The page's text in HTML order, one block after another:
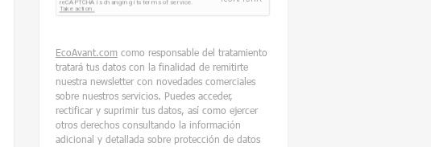
EcoAvant.com como responsable del tratamiento
tratará tus datos con la finalidad de remitirte
nuestra newsletter con novedades comerciales
sobre nuestros servicios. Puedes acceder,
rectificar y suprimir tus datos, así como ejercer
otros derechos consultando la información
adicional y detallada sobre protección de datos